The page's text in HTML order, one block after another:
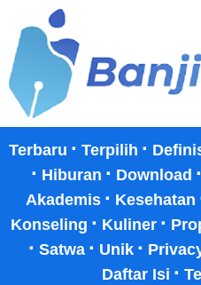
Terbaru · Terpilih ·
· Hiburan · Download ·
Akademis · Kesehatan
Konseling · Kuliner ·
· Satwa · Unik ·
Daftar Isi ·